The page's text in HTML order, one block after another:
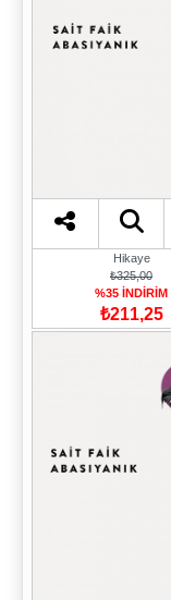
Hikaye
₺325,00
%35 İNDİRİM
₺211,25